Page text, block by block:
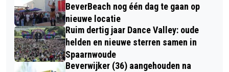
BeverBeach nog één dag te gaan op
nieuwe locatie
Ruim dertig jaar Dance Valley: oude
helden en nieuwe sterren samen in
Spaarnwoude
Beverwijker (36) aangehouden na